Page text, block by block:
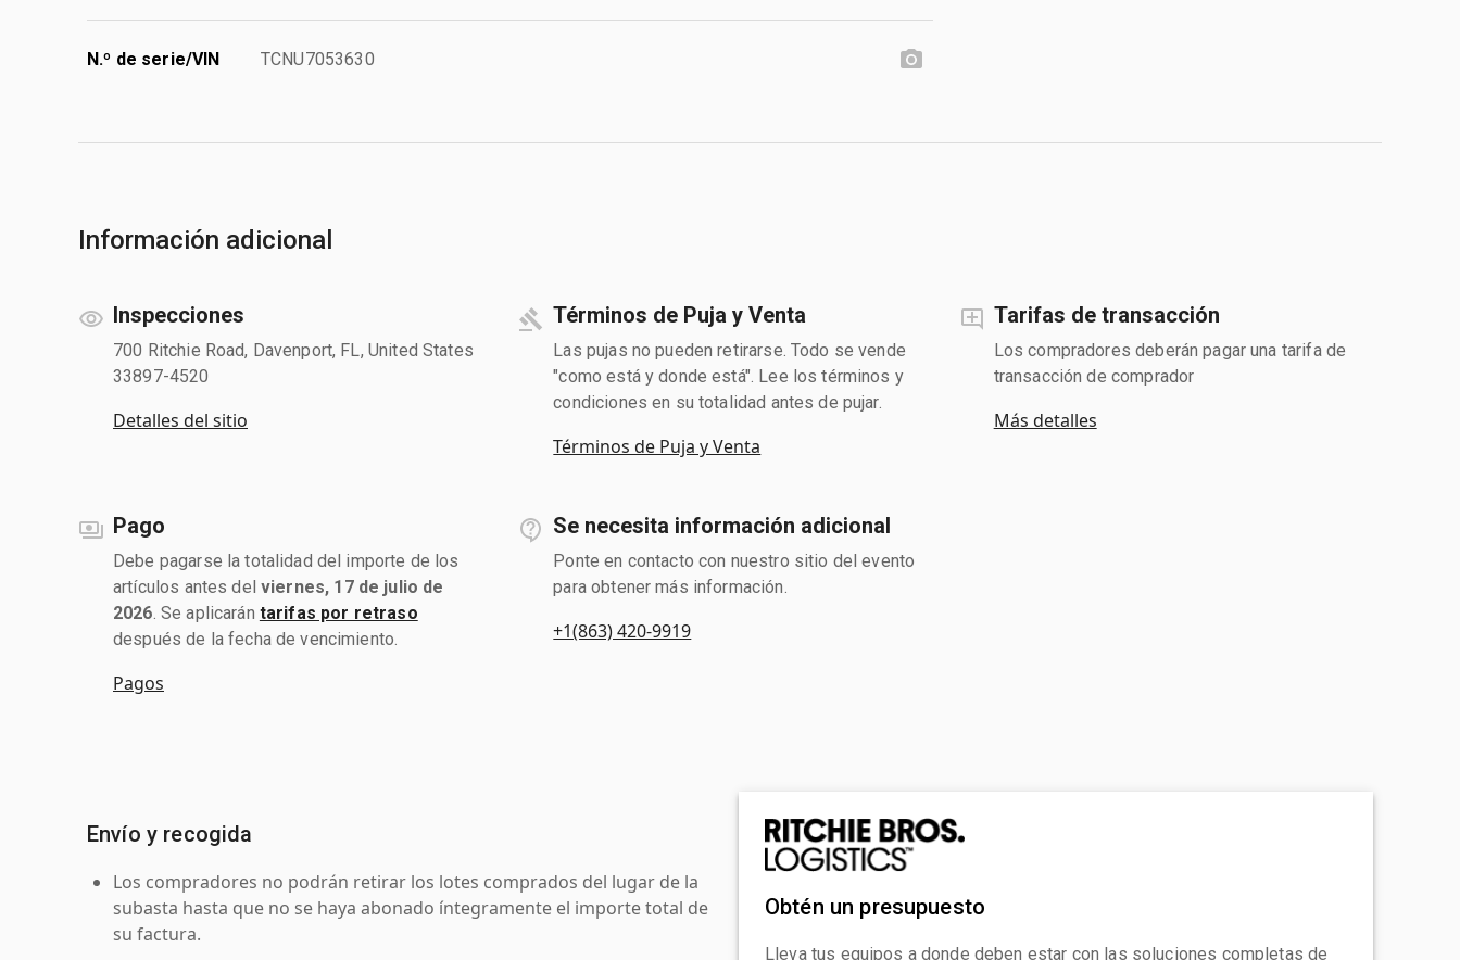
N.º de serie/VIN TCNU7053630
Información adicional
Inspecciones
700 Ritchie Road, Davenport, FL, United States
33897-4520
Detalles del sitio
Términos de Puja y Venta
Las pujas no pueden retirarse. Todo se vende
"como está y donde está". Lee los términos y
condiciones en su totalidad antes de pujar.
Términos de Puja y Venta
Tarifas de transacción
Los compradores deberán pagar una tarifa de
transacción de comprador
Más detalles
Pago
Debe pagarse la totalidad del importe de los
artículos antes del viernes, 17 de julio de
2026 . Se aplicarán tarifas por retraso
después de la fecha de vencimiento.
Pagos
Se necesita información adicional
Ponte en contacto con nuestro sitio del evento
para obtener más información.
+1(863) 420-9919
Envío y recogida
Los compradores no podrán retirar los lotes comprados del lugar de la
subasta hasta que no se haya abonado íntegramente el importe total de
su factura.
Obtén un presupuesto
Lleva tus equipos a donde deben estar con las soluciones completas de